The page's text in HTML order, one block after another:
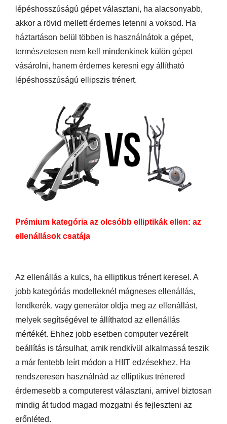
lépéshosszúságú gépet választani, ha alacsonyabb,
akkor a rövid mellett érdemes letenni a voksod. Ha
háztartáson belül többen is használnátok a gépet,
természetesen nem kell mindenkinek külön gépet
vásárolni, hanem érdemes keresni egy állítható
lépéshosszúságú ellipszis trénert.
Prémium kategória az olcsóbb elliptikák ellen: az
ellenállások csatája
Az ellenállás a kulcs, ha elliptikus trénert keresel. A
jobb kategóriás modelleknél mágneses ellenállás,
lendkerék, vagy generátor oldja meg az ellenállást,
melyek segítségével te állíthatod az ellenállás
mértékét. Ehhez jobb esetben computer vezérelt
beállítás is társulhat, amik rendkívül alkalmassá teszik
a már fentebb leírt módon a HIIT edzésekhez. Ha
rendszeresen használnád az elliptikus trénered
érdemesebb a computerest választani, amivel biztosan
mindig át tudod magad mozgatni és fejleszteni az
erőnléted.